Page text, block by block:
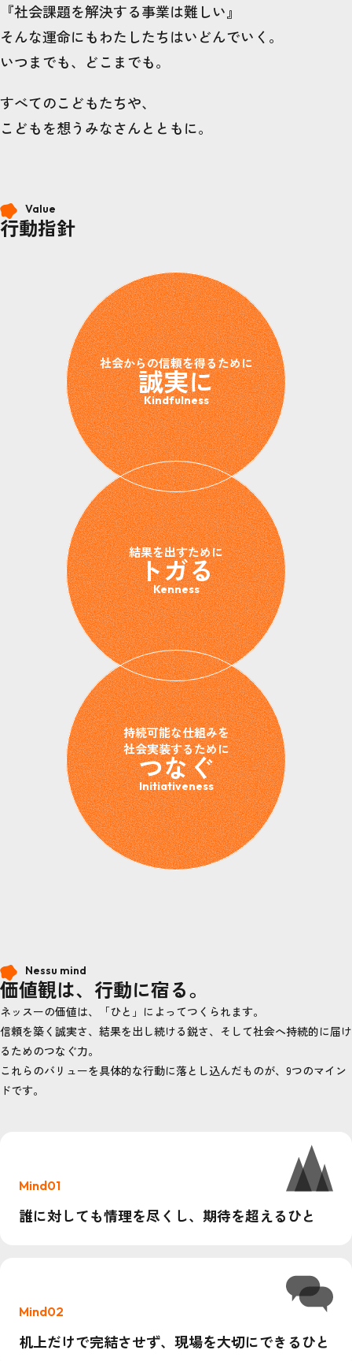
『社会課題を解決する事業は難しい』
そんな運命にもわたしたちはいどんでいく。
いつまでも、どこまでも。
すべてのこどもたちや、
こどもを想うみなさんとともに。
Value
行動指針
社会からの信頼を得るために
誠実に
Kindfulness
結果を出すために
トガる
Kenness
持続可能な仕組みを
社会実装するために
つなぐ
Initiativeness
Nessu mind
価値観は、行動に宿る。
ネッスーの価値は、「ひと」によってつくられます。
信頼を築く誠実さ、結果を出し続ける鋭さ、そして社会へ持続的に届け
るためのつなぐ力。
これらのバリューを具体的な行動に落とし込んだものが、9つのマイン
ドです。
Mind01
誰に対しても情理を尽くし、期待を超えるひと
Mind02
机上だけで完結させず、現場を大切にできるひと